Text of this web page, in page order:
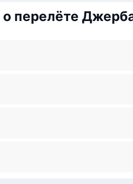
перелёте